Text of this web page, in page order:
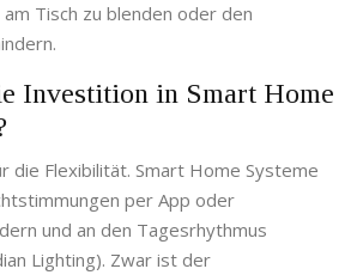
Tisch zu blenden oder den
Investition in Smart Home
die Flexibilität. Smart Home Systeme
per App oder
und an den Tagesrhythmus
Lighting). Zwar ist der